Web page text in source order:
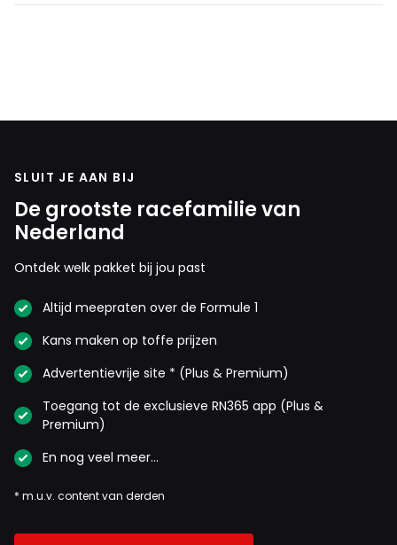
SLUIT JE AAN BIJ
De grootste racefamilie van
Nederland
Ontdek welk pakket bij jou past
Altijd meepraten over de Formule 1
Kans maken op toffe prijzen
Advertentievrije site * (Plus & Premium)
Toegang tot de exclusieve RN365 app (Plus &
Premium)
En nog veel meer…
* m.u.v. content van derden